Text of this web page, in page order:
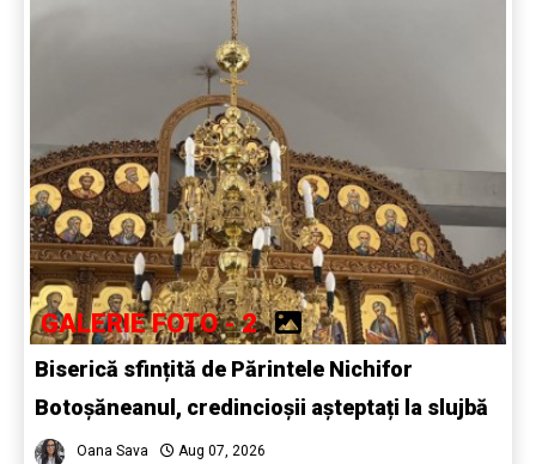
GALERIE FOTO - 2
Biserică sfințită de Părintele Nichifor
Botoșăneanul, credincioșii așteptați la slujbă
Oana Sava Aug 07, 2026